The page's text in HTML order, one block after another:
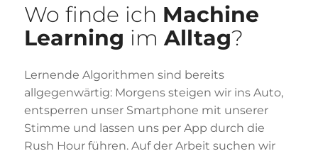
Wo finde ich Machine
Learning im Alltag?
Lernende Algorithmen sind bereits
allgegenwärtig: Morgens steigen wir ins Auto,
entsperren unser Smartphone mit unserer
Stimme und lassen uns per App durch die
Rush Hour führen. Auf der Arbeit suchen wir